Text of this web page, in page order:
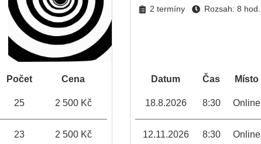
Počet Cena
25 2 500 Kč
23 2 500 Kč
2 termíny Rozsah: 8 hod.
Datum Čas Místo
18.8.2026 8:30 Online
12.11.2026 8:30 Online